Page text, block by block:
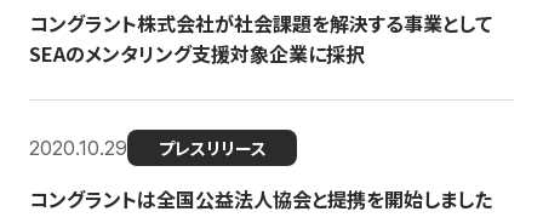
コングラント株式会社が社会課題を解決する事業として
SEAのメンタリング支援対象企業に採択
2020.10.29 プレスリリース
コングラントは全国公益法人協会と提携を開始しました